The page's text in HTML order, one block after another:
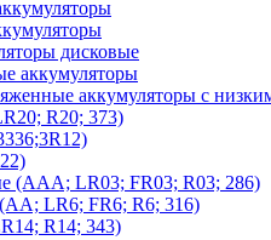
дисковые
аккумуляторы
аккумуляторы с
R20; 373)
(AAA; LR03; FR03; R03; 286)
LR6; FR6; R6; 316)
R14; 343)